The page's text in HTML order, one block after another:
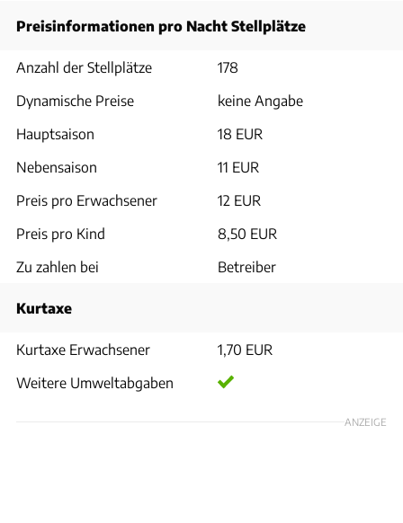
Preisinformationen pro Nacht Stellplätze
Anzahl der Stellplätze
178
Dynamische Preise
keine Angabe
Hauptsaison
18 EUR
Nebensaison
11 EUR
Preis pro Erwachsener
12 EUR
Preis pro Kind
8,50 EUR
Zu zahlen bei
Betreiber
Kurtaxe
Kurtaxe Erwachsener
1,70 EUR
Weitere Umweltabgaben
ANZEIGE